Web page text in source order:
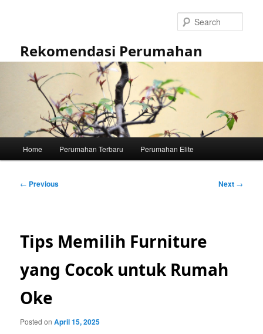
Rekomendasi Perumahan
Home Perumahan Terbaru Perumahan Elite
Post
← Previous Next →
Tips Memilih Furniture
yang Cocok untuk Rumah
Oke
Posted onApril 15, 2025